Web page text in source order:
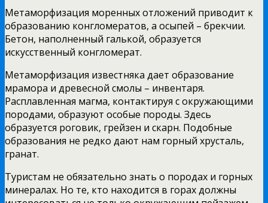
Метаморфизация моренных отложений приводит к
образованию конгломератов, а осыпей – брекчии.
Бетон, наполненный галькой, образуется
искусственный конгломерат.
Метаморфизация известняка дает образование
мрамора и древесной смолы – инвентаря.
Расплавленная магма, контактируя с окружающими
породами, образуют особые породы. Здесь
образуется роговик, грейзен и скарн. Подобные
образования не редко дают нам горный хрусталь,
гранат.
Туристам не обязательно знать о породах и горных
минералах. Но те, кто находится в горах должны